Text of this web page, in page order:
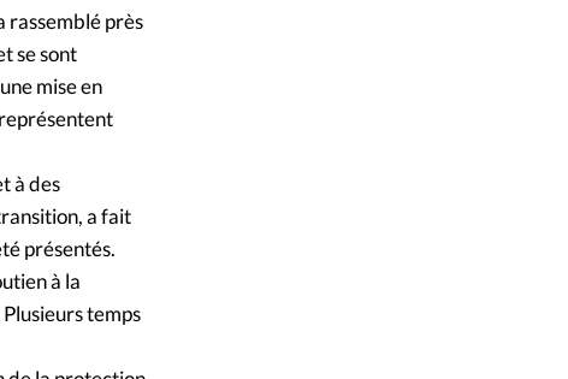
d'adresse
rassemblé près
se sont
mise en
à des
a fait
présentés.
à la
temps